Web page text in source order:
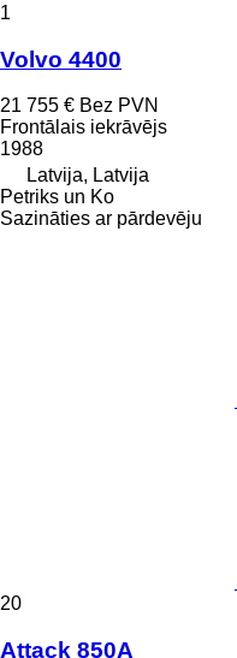
1
Volvo 4400
21 755 € Bez PVN
Frontālais iekrāvējs
1988
Latvija, Latvija
Petriks un Ko
Sazināties ar pārdevēju
20
Attack 850A